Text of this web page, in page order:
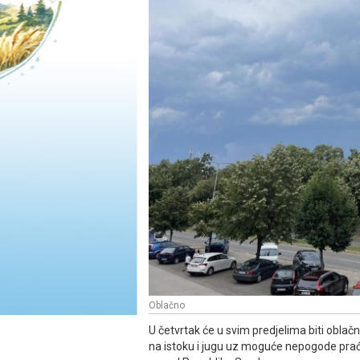
Oblačno
U četvrtak će u svim predjelima biti
na istoku i jugu uz moguće nepogode